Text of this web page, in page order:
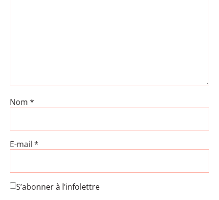
Nom *
E-mail *
S’abonner à l’infolettre